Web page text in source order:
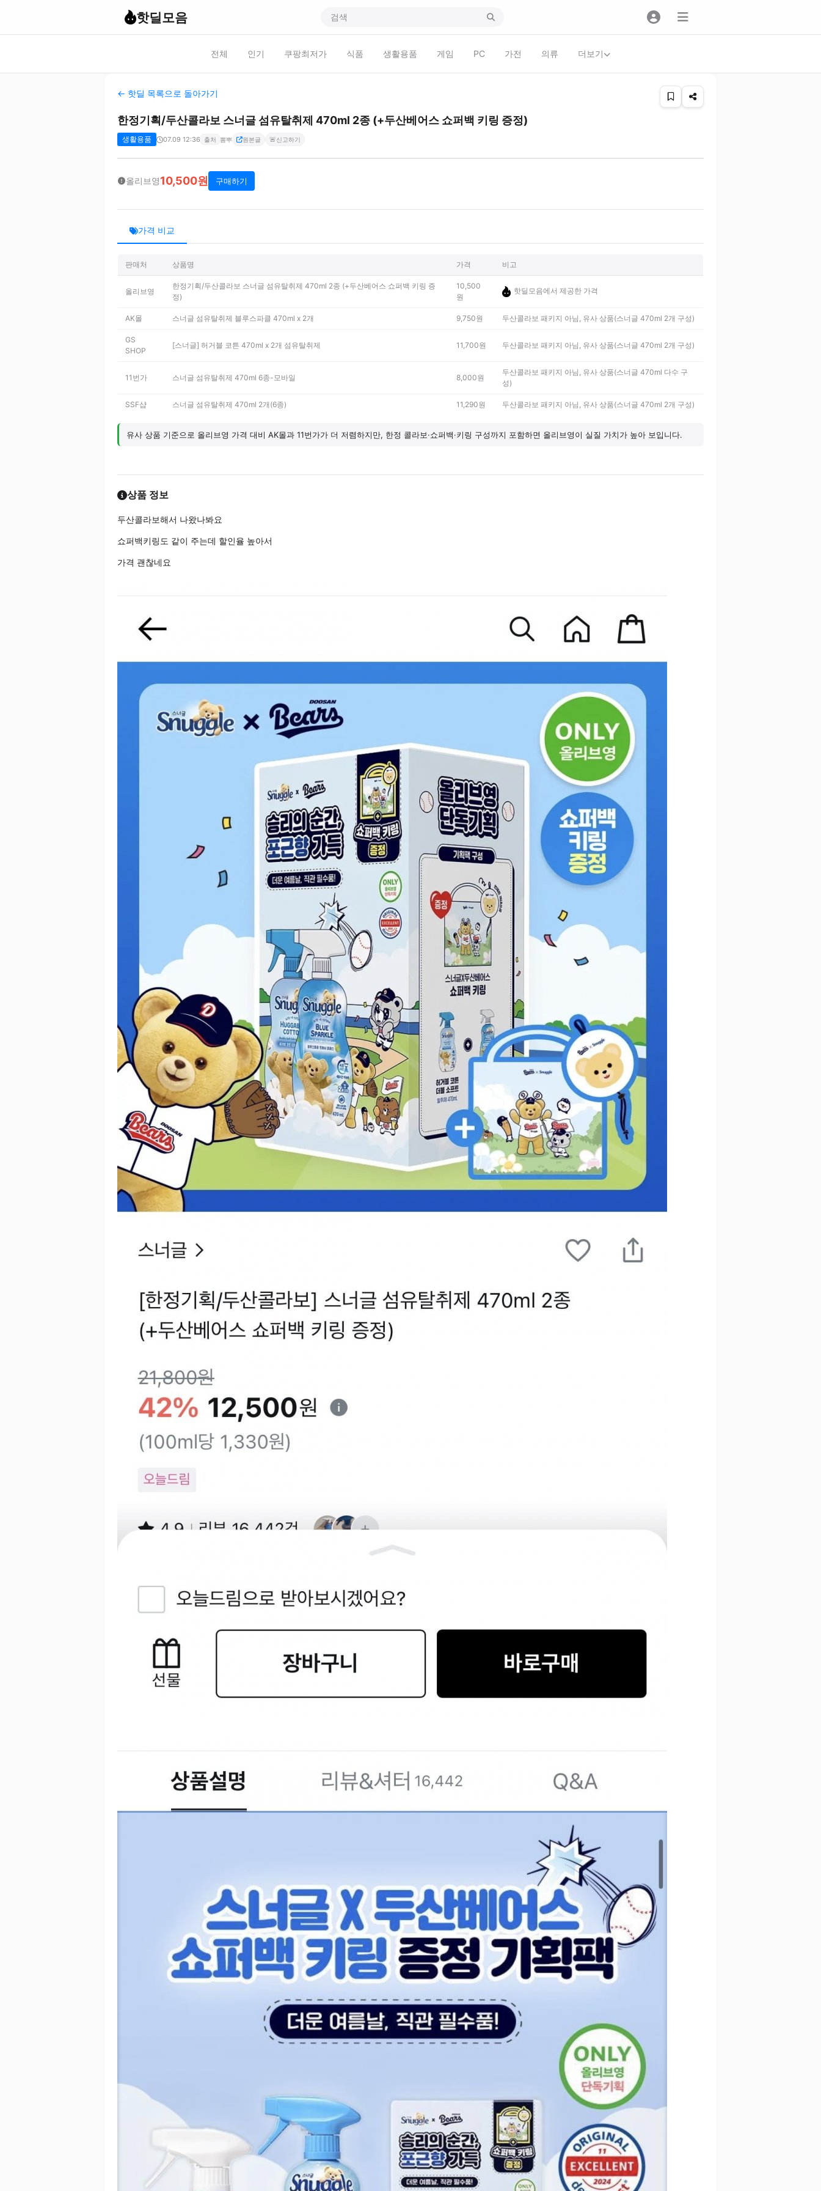
핫딜모음
전체 인기 쿠팡최저가 식품 생활용품 게임 PC 가전 의류 더보기
← 핫딜 목록으로 돌아가기
한정기획/두산콜라보 스너글 섬유탈취제 470ml 2종 (+두산베어스 쇼퍼백 키링 증정)
생활용품 07.09 12:36 출처 뽐뿌 원본글 🚨신고하기
올리브영10,500원 구매하기
가격 비교
판매처 상품명 가격 비고
올리브영
한정기획/두산콜라보 스너글 섬유탈취제 470ml 2종 (+두산베어스 쇼퍼백 키링 증
정)
10,500
원
핫딜모음에서 제공한 가격
AK몰 스너글 섬유탈취제 블루스파클 470ml x 2개 9,750원 두산콜라보 패키지 아님, 유사 상품(스너글 470ml 2개 구성)
GS
SHOP
[스너글] 허거블 코튼 470ml x 2개 섬유탈취제 11,700원 두산콜라보 패키지 아님, 유사 상품(스너글 470ml 2개 구성)
11번가 스너글 섬유탈취제 470ml 6종-모바일 8,000원
두산콜라보 패키지 아님, 유사 상품(스너글 470ml 다수 구
성)
SSF샵 스너글 섬유탈취제 470ml 2개(6종) 11,290원 두산콜라보 패키지 아님, 유사 상품(스너글 470ml 2개 구성)
유사 상품 기준으로 올리브영 가격 대비 AK몰과 11번가가 더 저렴하지만, 한정 콜라보·쇼퍼백·키링 구성까지 포함하면 올리브영이 실질 가치가 높아 보입니다.
상품 정보
두산콜라보해서 나왔나봐요
쇼퍼백키링도 같이 주는데 할인율 높아서
가격 괜찮네요